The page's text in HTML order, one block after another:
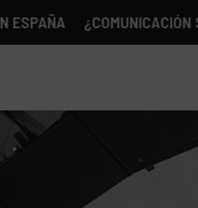
¿COMUNICACIÓN SIN